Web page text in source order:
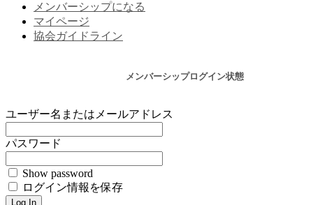
メンバーシップになる
マイページ
協会ガイドライン
メンバーシップログイン状態
ユーザー名またはメールアドレス
パスワード
Show password
ログイン情報を保存